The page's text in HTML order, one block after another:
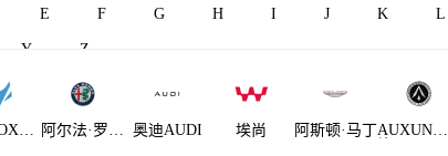
E F G H I J K L
Y Z
极 阿尔法·罗密 奥迪AUDI 埃尚 阿斯顿·马丁AUXUN傲